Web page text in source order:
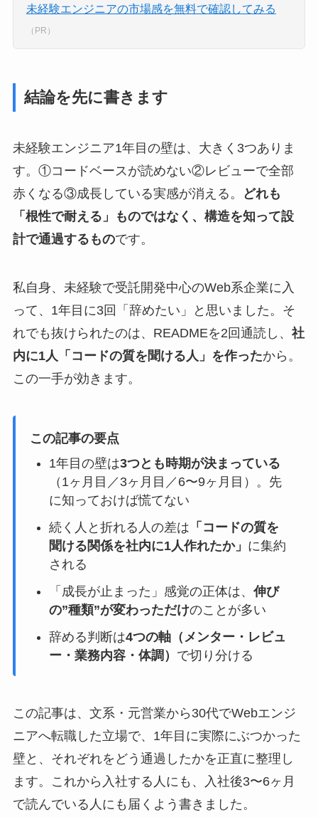
未経験エンジニアの市場感を無料で確認してみる
（PR）
結論を先に書きます
未経験エンジニア1年目の壁は、大きく3つありま
す。①コードベースが読めない②レビューで全部
赤くなる③成長している実感が消える。
どれも
「根性で耐える」ものではなく、構造を知って設
計で通過するものです。
私自身、未経験で受託開発中心のWeb系企業に入
って、1年目に3回「辞めたい」と思いました。そ
れでも抜けられたのは、READMEを2回通読し、 社
内に1人「コードの質を聞ける人」を作ったから。
この一手が効きます。
この記事の要点
1年目の壁は3つとも時期が決まっている
（1ヶ月目／3ヶ月目／6〜9ヶ月目）。先
に知っておけば慌てない
続く人と折れる人の差は 「コードの質を
聞ける関係を社内に1人作れたか」 に集約
される
「成長が止まった」感覚の正体は、伸び
の”種類”が変わっただけのことが多い
辞める判断は4つの軸（メンター・レビュ
ー・業務内容・体調） で切り分ける
この記事は、文系・元営業から30代でWebエンジ
ニアへ転職した立場で、1年目に実際にぶつかった
壁と、それぞれをどう通過したかを正直に整理し
ます。これから入社する人にも、入社後3〜6ヶ月
で読んでいる人にも届くよう書きました。